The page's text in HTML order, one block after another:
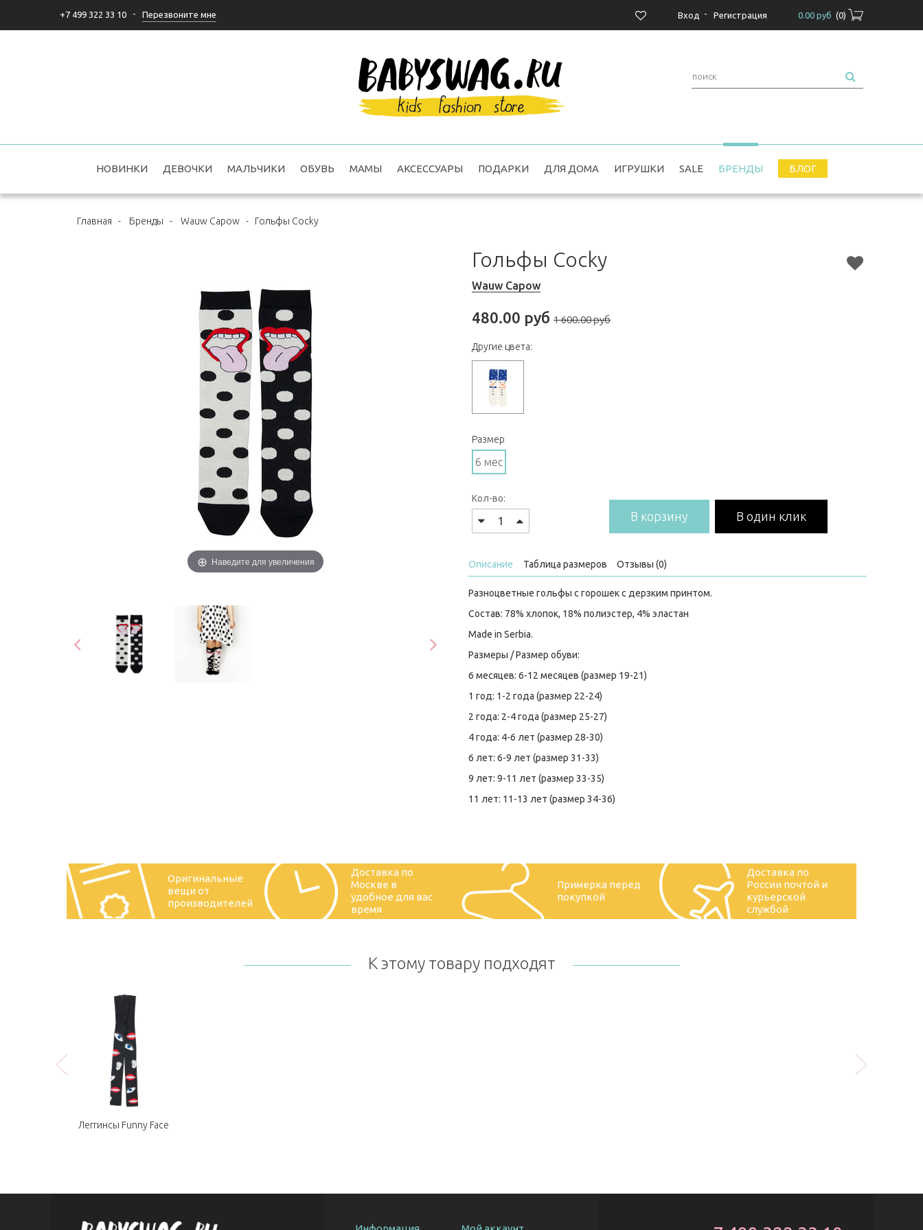
+7 499 322 33 10 - Перезвоните мне 0.00 руб (0)
Вход - Регистрация
НОВИНКИ ДЕВОЧКИ МАЛЬЧИКИ ОБУВЬ МАМЫ АКСЕССУАРЫ ПОДАРКИ ДЛЯ ДОМА ИГРУШКИ SALE БРЕНДЫ БЛОГ
Главная - Бренды - Wauw Capow - Гольфы Cocky
Наведите для увеличения
Гольфы Cocky
Wauw Capow
480.00 руб 1 600.00 руб
Другие цвета:
Размер
6 мес
Кол-во:
В корзину В один клик
Описание Таблица размеров Отзывы (0)
Разноцветные гольфы с горошек с дерзким принтом.
Состав: 78% хлопок, 18% полиэстер, 4% эластан
Made in Serbia.
Размеры / Размер обуви:
6 месяцев: 6-12 месяцев (размер 19-21)
1 год: 1-2 года (размер 22-24)
2 года: 2-4 года (размер 25-27)
4 года: 4-6 лет (размер 28-30)
6 лет: 6-9 лет (размер 31-33)
9 лет: 9-11 лет (размер 33-35)
11 лет: 11-13 лет (размер 34-36)
Оригинальные
вещи от
производителей
Доставка по
Москве в
удобное для вас
время
Примерка перед
покупкой
Доставка по
России почтой и
курьерской
службой
К этому товару подходят
Леггинсы Funny Face